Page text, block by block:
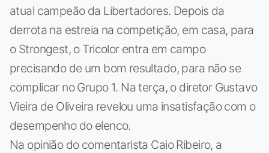
atual campeão da Libertadores. Depois da
derrota na estreia na competição, em casa, para
o Strongest, o Tricolor entra em campo
precisando de um bom resultado, para não se
complicar no Grupo 1. Na terça, o diretor Gustavo
Vieira de Oliveira revelou uma insatisfação com o
desempenho do elenco.
Na opinião do comentarista Caio Ribeiro, a